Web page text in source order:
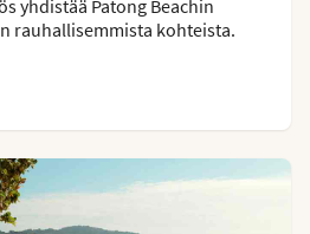
yhdistää Patong Beachin
rauhallisemmista kohteista.